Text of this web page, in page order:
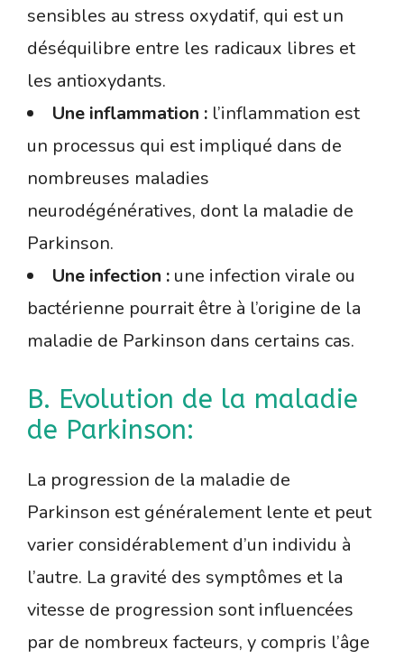
sensibles au stress oxydatif, qui est un
déséquilibre entre les radicaux libres et
les antioxydants.
Une inflammation : l’inflammation est
un processus qui est impliqué dans de
nombreuses maladies
neurodégénératives, dont la maladie de
Parkinson.
Une infection : une infection virale ou
bactérienne pourrait être à l’origine de la
maladie de Parkinson dans certains cas.
B. Evolution de la maladie
de Parkinson:
La progression de la maladie de
Parkinson est généralement lente et peut
varier considérablement d’un individu à
l’autre. La gravité des symptômes et la
vitesse de progression sont influencées
par de nombreux facteurs, y compris l’âge